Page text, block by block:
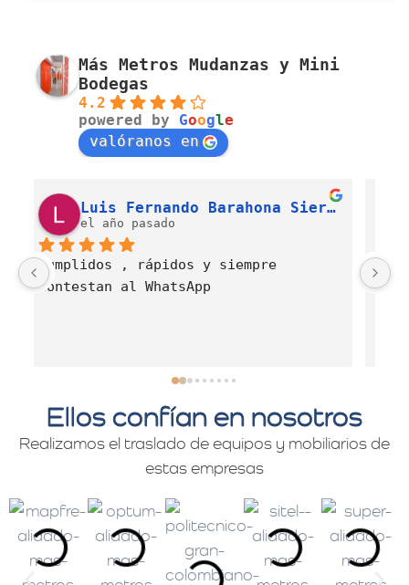
Más Metros Mudanzas y Mini
Bodegas
4.2
powered by Google
valóranos en
J. Alexandra Cortés H.
el año pasado
Es una empresa muy comprometida con
el servicio de mudanzas con calidad
Ellos confían en nosotros
Realizamos el traslado de equipos y mobiliarios de
estas empresas